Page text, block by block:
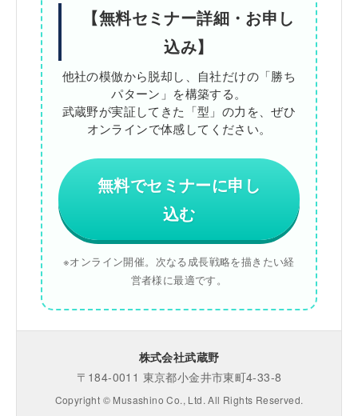
【無料セミナー詳細・お申し
込み】
他社の模倣から脱却し、自社だけの「勝ち
パターン」を構築する。
武蔵野が実証してきた「型」の力を、ぜひ
オンラインで体感してください。
無料でセミナーに申し
込む
※オンライン開催。次なる成長戦略を描きたい経
営者様に最適です。
株式会社武蔵野
〒184-0011 東京都小金井市東町4-33-8
Copyright © Musashino Co., Ltd. All Rights Reserved.